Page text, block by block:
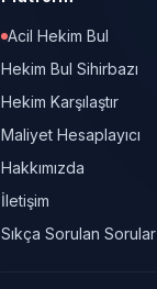
Acil Hekim Bul
Hekim Bul Sihirbazı
Hekim Karşılaştır
Maliyet Hesaplayıcı
Hakkımızda
İletişim
Sıkça Sorulan Sorular